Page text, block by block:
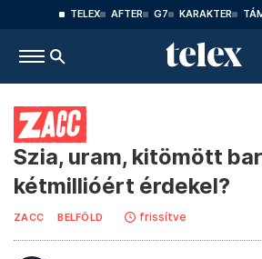
TELEX AFTER G7 KARAKTER
Szia, uram, kitömött
kétmillióért érdekel?
ZACC BELFÖLD frissítve